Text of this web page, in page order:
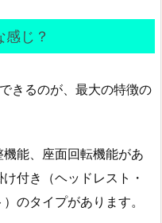
感じ？
きるのが、最大の特徴の
能、座面回転機能があ
付き（ヘッドレスト・
のタイプがあります。